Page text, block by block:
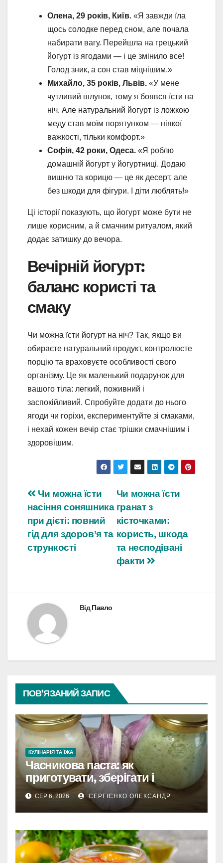
Олена, 29 років, Київ. «Я завжди їла
щось солодке перед сном, але почала
набирати вагу. Перейшла на грецький
йогурт із ягодами — і це змінило все!
Голод зник, а сон став міцнішим.»
Михайло, 35 років, Львів. «У мене
чутливий шлунок, тому я боявся їсти на
ніч. Але натуральний йогурт із ложкою
меду став моїм порятунком — ніякої
важкості, тільки комфорт.»
Софія, 42 роки, Одеса. «Я роблю
домашній йогурт у йогуртниці. Додаю
вишню та корицю — це як десерт, але
без шкоди для фігури. І діти люблять!»
Ці історії показують, що йогурт може бути не
лише корисним, а й смачним ритуалом, який
додає затишку до вечора.
Вечірній йогурт:
баланс користі та
смаку
Чи можна їсти йогурт на ніч? Так, якщо ви
обираєте натуральний продукт, контролюєте
порцію та враховуєте особливості свого
організму. Це як маленький подарунок для
вашого тіла: легкий, поживний і
заспокійливий. Спробуйте додати до нього
ягоди чи горіхи, експериментуйте зі смаками,
і нехай кожен вечір стає трішки смачнішим і
здоровішим.
Навігація
записів
Чи можна їсти
гранат з
кісточками:
користь, шкода
та несподівані
факти
Чи можна їсти
насіння соняшника
при дієті: повний
гід для здоров’я та
стрункості
ВідПавло
ПОВ’ЯЗАНИЙ ЗАПИС
КУЛІНАРІЯ ТА ЇЖА
Часникова паста: як
приготувати, зберігати і
розкрити весь смак
СЕР 6, 2026 СЕРГІЄНКО ОЛЕКСАНДР